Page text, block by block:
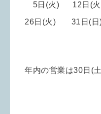
5日 (火) 12 日(
26日(火) 31日(日)
年内の営業は30日(